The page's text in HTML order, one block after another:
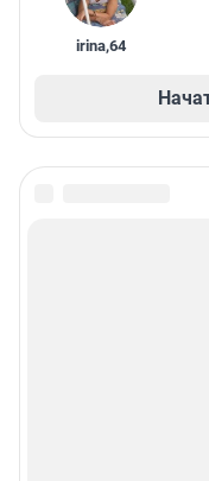
irina,64